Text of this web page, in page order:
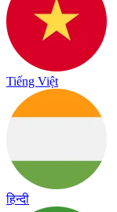
Tiếng Việt
हिन्दी